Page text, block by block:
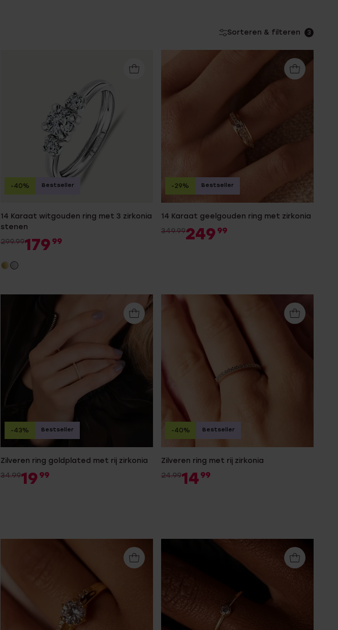
Sorteren & filteren 3
14 Karaat witgouden ring met 3 zirkonia
stenen
299.99179 99
-40% Bestseller
14 Karaat geelgouden ring met zirkonia
349.99249 99
-29% Bestseller
Zilveren ring goldplated met rij zirkonia
34.9919 99
-43% Bestseller
Zilveren ring met rij zirkonia
24.9914 99
-40% Bestseller